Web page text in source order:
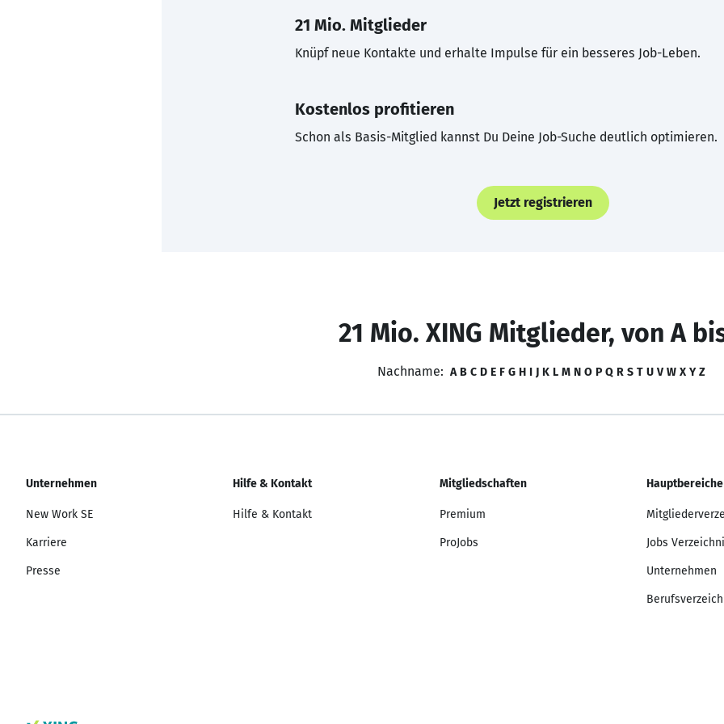
21 Mio. Mitglieder
Knüpf neue Kontakte und erhalte Impulse für ein besseres Job-Leben.
Kostenlos profitieren
Schon als Basis-Mitglied kannst Du Deine Job-Suche deutlich optimieren.
Jetzt registrieren
21 Mio. XING Mitglieder, von A
Nachname: A B C D E F G H I J K L M N O P Q R S T U V W X Y Z
Unternehmen
New Work SE
Karriere
Presse
Hilfe & Kontakt
Hilfe & Kontakt
Mitgliedschaften
Premium
ProJobs
Hauptbereiche
Jobs
Unternehmen